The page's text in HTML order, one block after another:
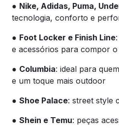
● Nike, Adidas, Puma,
tecnologia, conforto e
● Foot Locker e Finish Line
e acessórios para compor
● Columbia: ideal para
e um toque mais outdoor
● Shoe Palace: street style
● Shein e Temu: peças